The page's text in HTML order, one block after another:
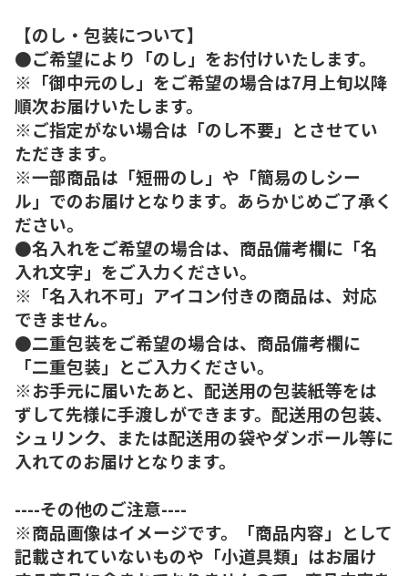
【のし・包装について】
●ご希望により「のし」をお付けいたします。
※「御中元のし」をご希望の場合は7月上旬以降
順次お届けいたします。
※ご指定がない場合は「のし不要」とさせてい
ただきます。
※一部商品は「短冊のし」や「簡易のしシー
ル」でのお届けとなります。あらかじめご了承く
ださい。
●名入れをご希望の場合は、商品備考欄に「名
入れ文字」をご入力ください。
※「名入れ不可」アイコン付きの商品は、対応
できません。
●二重包装をご希望の場合は、商品備考欄に
「二重包装」とご入力ください。
※お手元に届いたあと、配送用の包装紙等をは
ずして先様に手渡しができます。配送用の包装、
シュリンク、または配送用の袋やダンボール等に
入れてのお届けとなります。
----その他のご注意----
※商品画像はイメージです。「商品内容」として
記載されていないものや「小道具類」はお届け